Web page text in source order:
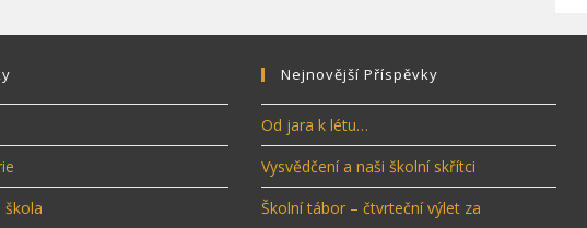
škola
Nejnovější Příspěvky
Od jara k létu…
Vysvědčení a naši školní skřítci
Školní tábor – čtvrteční výlet za